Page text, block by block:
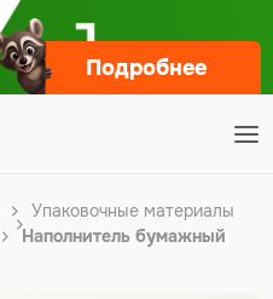
Подробнее
Упаковочные материалы
Наполнитель бумажный